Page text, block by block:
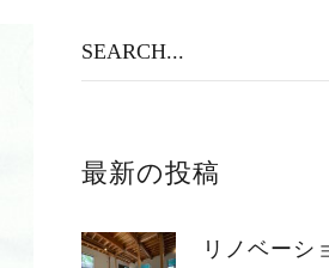
最新の投稿
リノベーシ